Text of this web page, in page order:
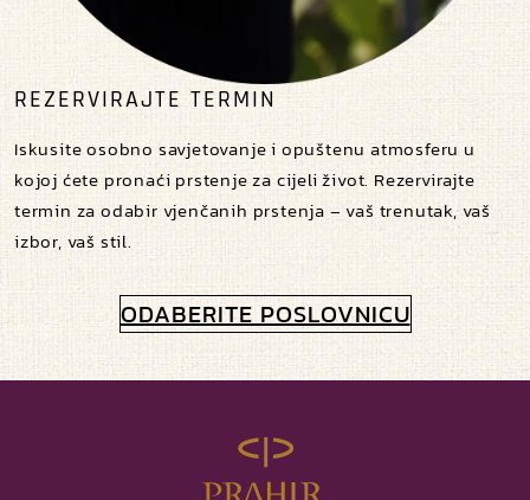
REZERVIRAJTE TERMIN
Iskusite osobno savjetovanje i opuštenu atmosferu u
kojoj ćete pronaći prstenje za cijeli život. Rezervirajte
termin za odabir vjenčanih prstenja – vaš trenutak, vaš
izbor, vaš stil.
ODABERITE POSLOVNICU